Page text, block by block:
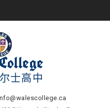
士高中